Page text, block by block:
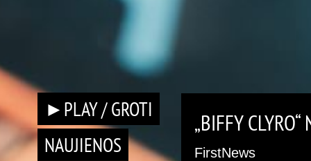
►PLAY / GROTI
NAUJIENOS
„BIFFY
FirstNews